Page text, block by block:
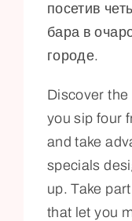
посетив
бара в
городе.
Discover
you sip four
and take
specials
up. Take
that let you